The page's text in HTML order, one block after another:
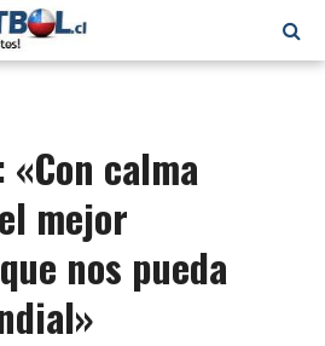
calma
mejor
nos pueda